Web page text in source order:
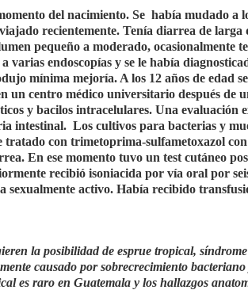
del nacimiento. Se había mudado a
recientemente. Tenía diarrea de larga
pequeño a moderado, ocasionalmente
varias endoscopías y se le había
mínima mejoría. A los 12 años de edad
centro médico universitario después de
y bacilos intracelulares. Una evaluación
intestinal. Los cultivos para bacterias y
tratado con trimetoprima-sulfametoxazol
En ese momento tuvo un test cutáneo
recibió isoniacida por vía oral por
sexualmente activo. Había recibido
la posibilidad de esprue tropical,
causado por sobrecrecimiento
es raro en Guatemala y los hallazgos